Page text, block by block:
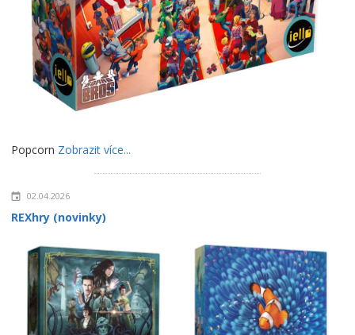
Popcorn Zobrazit více...
02.04.2026
REXhry (novinky)